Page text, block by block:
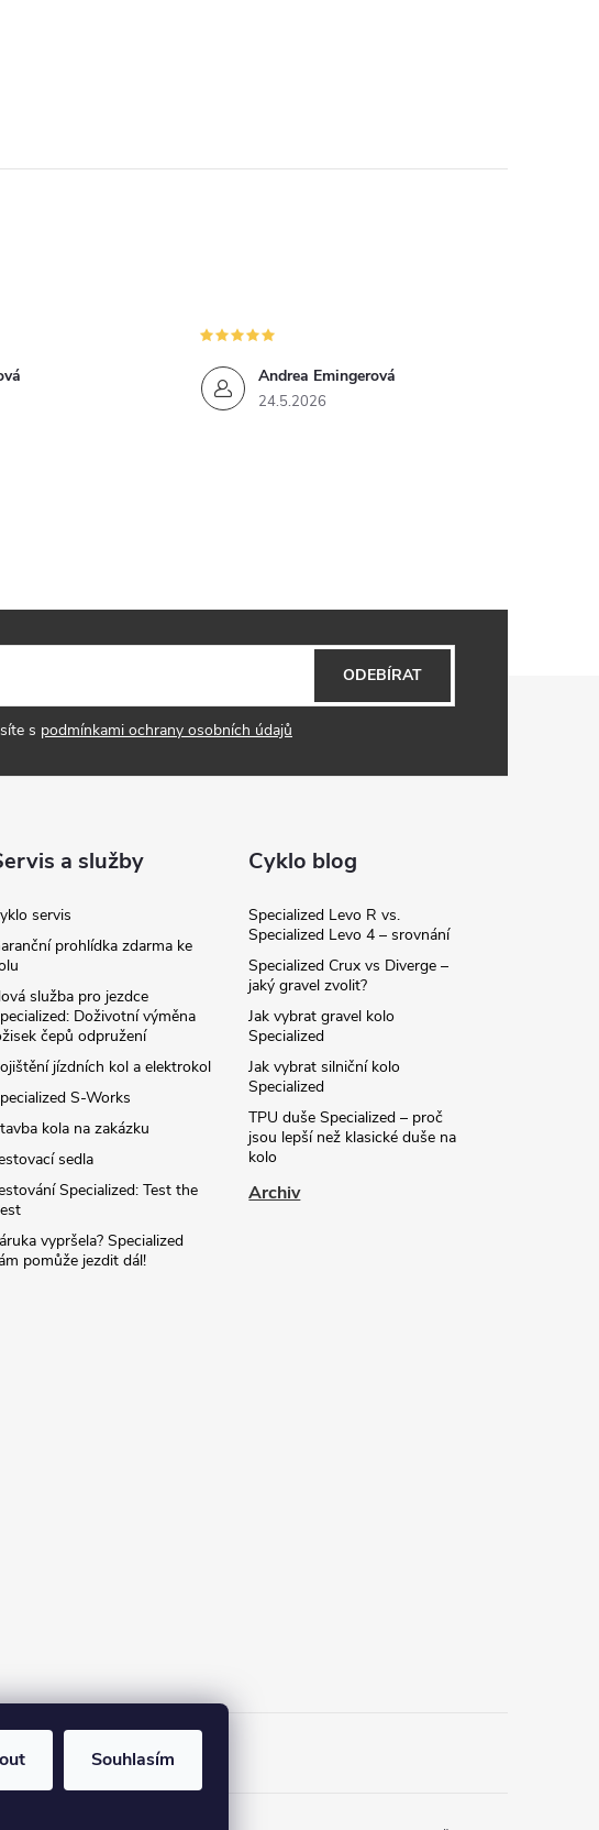
Souhlasím
Andrea Emingerová
24.5.2026
s podmínkami ochrany osobních údajů
ODEBÍRAT
a služby
servis
prohlídka zdarma ke
služba pro jezdce
Doživotní výměna
čepů odpružení
jízdních kol a elektrokol
S-Works
kola na zakázku
sedla
Specialized: Test the
vypršela? Specialized
pomůže jezdit dál!
Cyklo blog
Specialized Levo R vs.
Specialized Levo 4 – srovnání
Specialized Crux vs Diverge –
jaký gravel zvolit?
Jak vybrat gravel kolo
Specialized
Jak vybrat silniční kolo
Specialized
TPU duše Specialized – proč
jsou lepší než klasické duše na
kolo
Archiv